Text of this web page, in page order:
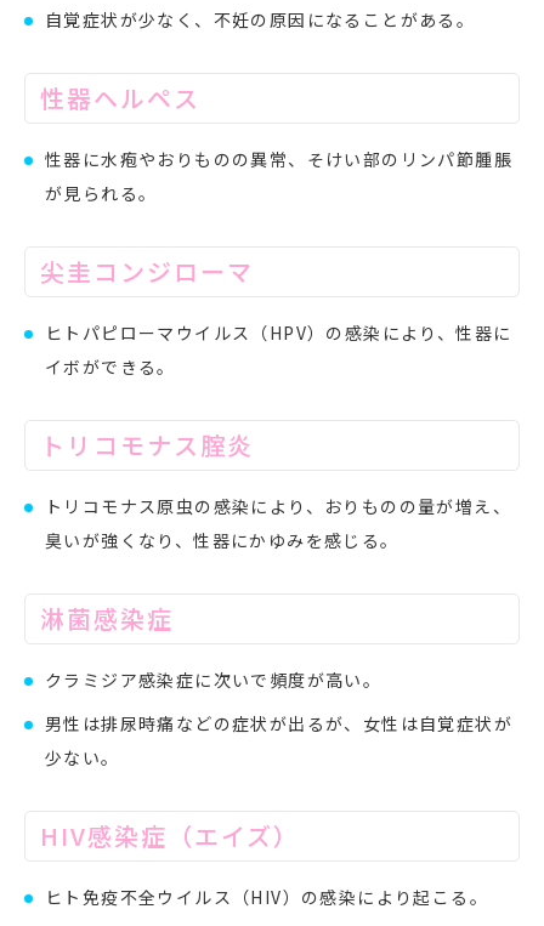
自覚症状が少なく、不妊の原因になることがある。
性器ヘルペス
性器に水疱やおりものの異常、そけい部のリンパ節腫脹
が見られる。
尖圭コンジローマ
ヒトパピローマウイルス（HPV）の感染により、性器に
イボができる。
トリコモナス腟炎
トリコモナス原虫の感染により、おりものの量が増え、
臭いが強くなり、性器にかゆみを感じる。
淋菌感染症
クラミジア感染症に次いで頻度が高い。
男性は排尿時痛などの症状が出るが、女性は自覚症状が
少ない。
HIV感染症（エイズ）
ヒト免疫不全ウイルス（HIV）の感染により起こる。